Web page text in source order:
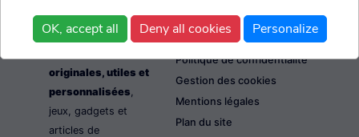
boutique
spécialisée dans
originales, utiles et
personnalisées,
jeux, gadgets et
articles de
Conditions générales de
Politique de confidentialité
Gestion des cookies
Mentions légales
Plan du site
OK, accept all Deny all cookies Personalize